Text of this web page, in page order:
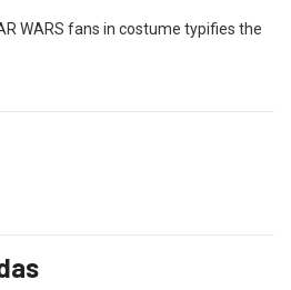
WARS fans in costume typifies the